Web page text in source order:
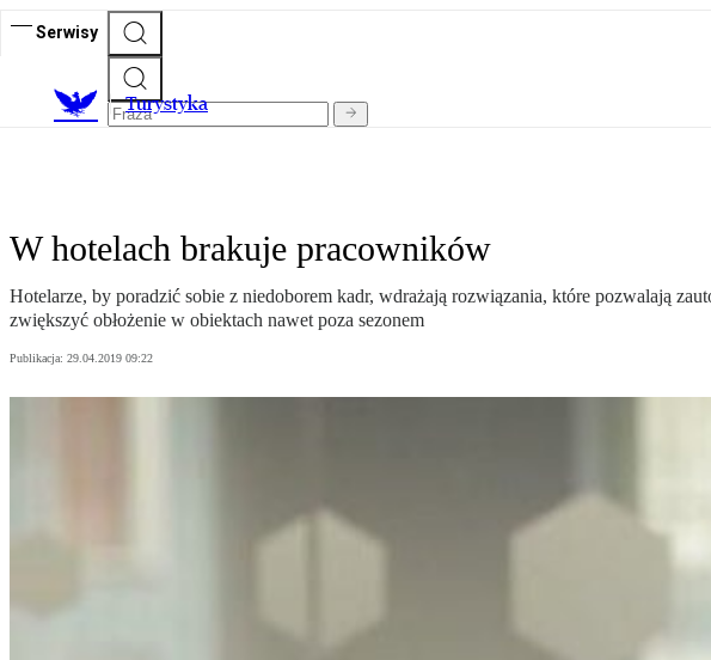
Serwisy
Turystyka
W hotelach brakuje pracowników
Hotelarze, by poradzić sobie z niedoborem kadr, wdrażają rozwiązania, które pozwalają
zwiększyć obłożenie w obiektach nawet poza sezonem
Publikacja: 29.04.2019 09:22